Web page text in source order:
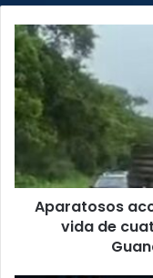
Aparatosos
accidentes
de
tránsito
cobran
la
de
cuatro
personas
Aparatosos
vida de